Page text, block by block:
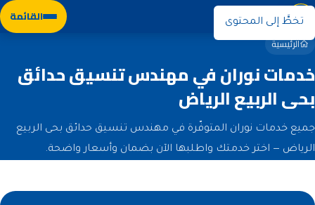
تخطَّ إلى المحتوى القائمة نوران
الرئيسية
خدمات نوران في مهندس تنسيق حدائق
بحى الربيع الرياض
جميع خدمات نوران المتوفّرة في مهندس تنسيق حدائق بحى الربيع
الرياض — اختر خدمتك واطلبها الآن بضمان وأسعار واضحة.